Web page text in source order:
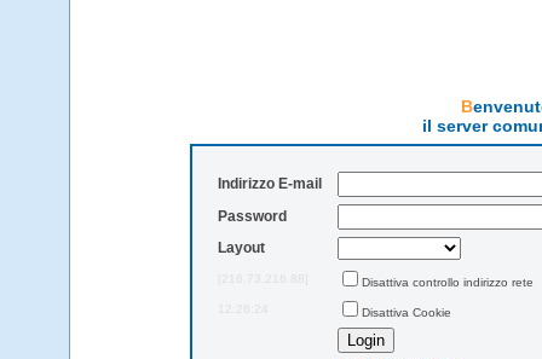
il server
Indirizzo E-mail
Password
Layout
[216.73.216.88]
Disattiva controllo indirizzo rete
12:26:24
Disattiva Cookie